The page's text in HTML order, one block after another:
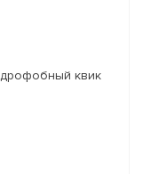
квик